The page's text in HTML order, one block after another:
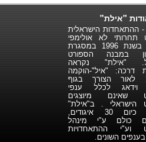
"אילת"
- ההתאחדות הישראלית
תחרותי לא אולימפי
הוקמה בשנת 1996 במסגרת
במבנה הספורט
"אילת" נקראה
דרכה: "איל"-הוקמה
ב-1987 לאור הצורך בגוף
וידאג לכלל ענפי
שאינם מיוצגים
הישראלי . ב"אילת"
חברים כיום 30 איגודים,
כולם ע"י מינהל
וע"י ההתאחדויות
השונים.